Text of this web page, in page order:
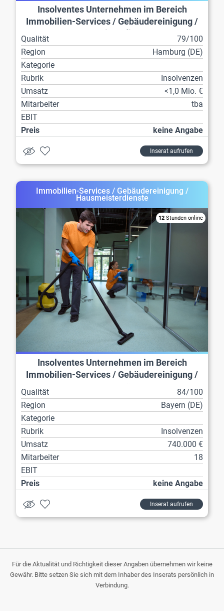
Insolventes Unternehmen im Bereich
Immobilien-Services / Gebäudereinigung /
Qualität
79/100
Region
Hamburg (DE)
Kategorie
Rubrik
Insolvenzen
Umsatz
<1,0 Mio. €
Mitarbeiter
tba
EBIT
Preis
keine Angabe
Inserat aufrufen
Immobilien-Services / Gebäudereinigung /
Hausmeisterdienste
12 Stunden online
Insolventes Unternehmen im Bereich
Immobilien-Services / Gebäudereinigung /
Hausmeisterdienste
Qualität
84/100
Region
Bayern (DE)
Kategorie
Rubrik
Insolvenzen
Umsatz
740.000 €
Mitarbeiter
18
EBIT
Preis
keine Angabe
Inserat aufrufen
Für die Aktualität und Richtigkeit dieser Angaben übernehmen wir keine
Gewähr. Bitte setzen Sie sich mit dem Inhaber des Inserats persönlich in
Verbindung.